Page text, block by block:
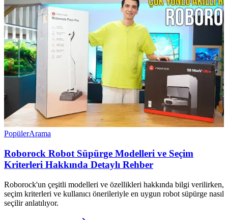
PopülerArama
Roborock Robot Süpürge Modelleri ve Seçim
Kriterleri Hakkında Detaylı Rehber
Roborock'un çeşitli modelleri ve özellikleri hakkında bilgi verilirken,
seçim kriterleri ve kullanıcı önerileriyle en uygun robot süpürge nasıl
seçilir anlatılıyor.